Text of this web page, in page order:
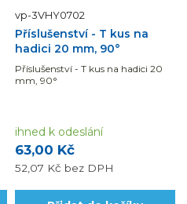
vp-3VHY0702
Příslušenství - T kus na
hadici 20 mm, 90°
Příslušenství - T kus na hadici 20
mm, 90°
63,00 Kč
52,07 Kč bez DPH
ihned k odeslání